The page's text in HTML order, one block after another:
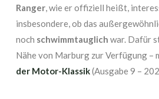
Ranger, wie er offiziell heißt,
insbesondere, ob das
noch schwimmtauglich war. Dafür
Nähe von Marburg zur Verfügung –
der Motor-Klassik(Ausgabe 9 –